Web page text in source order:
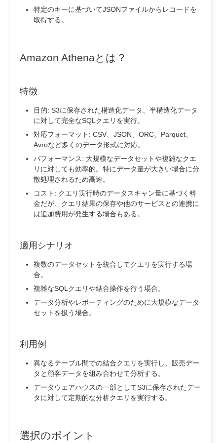
特定のキーに基づいてJSONファイルからレコードを
取得する。
Amazon Athenaとは？
特徴
目的: S3に保存された構造化データ、半構造化データ
に対して完全なSQLクエリを実行。
対応フォーマット: CSV、JSON、ORC、Parquet、
Avroなど多くのデータ形式に対応。
パフォーマンス: 大規模なデータセットや複雑なクエ
リに対しても効率的。特にデータ量が大きい場合に分
散処理されるため高速。
コスト: クエリ実行時のデータスキャン量に基づく料
金だが、クエリ結果の保存や他のサービスとの連携に
は追加費用が発生する場合もある。
適用シナリオ
複数のデータセットを統合してクエリを実行する場
合。
複雑なSQLクエリや結合操作を行う場合。
データ分析やレポーティングのために大規模なデータ
セットを扱う場合。
利用例
異なるテーブル間での結合クエリを実行し、販売デー
タと顧客データを組み合わせて分析する。
データウェアハウスの一部としてS3に保存されたデー
タに対して定期的な分析クエリを実行する。
選択のポイント